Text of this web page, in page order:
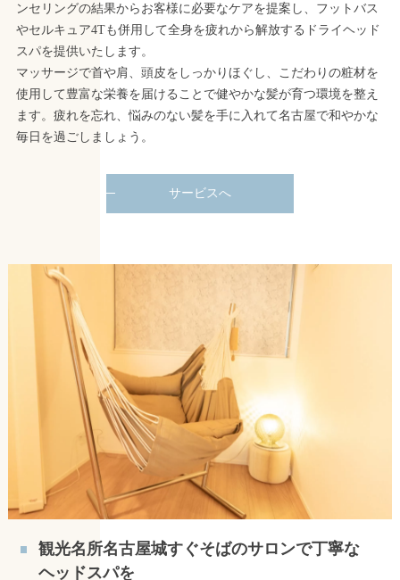
ンセリングの結果からお客様に必要なケアを提案し、フットバス
やセルキュア4Tも併用して全身を疲れから解放するドライヘッド
スパを提供いたします。
マッサージで首や肩、頭皮をしっかりほぐし、こだわりの粧材を
使用して豊富な栄養を届けることで健やかな髪が育つ環境を整え
ます。疲れを忘れ、悩みのない髪を手に入れて名古屋で和やかな
毎日を過ごしましょう。
サービスへ
観光名所名古屋城すぐそばのサロンで丁寧な
ヘッドスパを